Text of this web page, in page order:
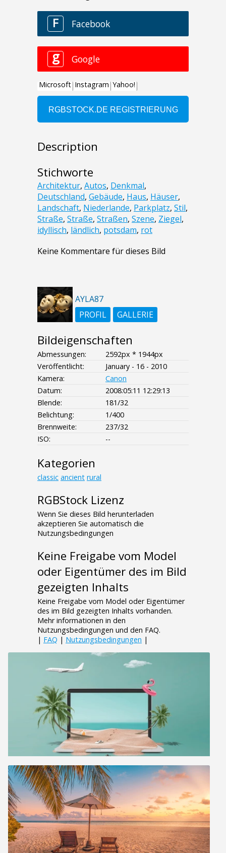
Description
Stichworte
Architektur, Autos, Denkmal,
Deutschland, Gebäude, Haus, Häuser,
Landschaft, Niederlande, Parkplatz, Stil,
Straße, Straße, Straßen, Szene, Ziegel,
idyllisch, ländlich, potsdam, rot
Keine Kommentare für dieses Bild
AYLA87
PROFIL
GALLERIE
Bildeigenschaften
Abmessungen:
2592px * 1944px
Veröffentlicht:
January - 16 - 2010
Kamera:
Canon
Datum:
2008:05:11 12:29:13
Blende:
181/32
Belichtung:
1/400
Brennweite:
237/32
ISO:
--
Kategorien
classic ancient rural
RGBStock Lizenz
Wenn Sie dieses Bild herunterladen
akzeptieren Sie automatisch die
Nutzungsbedingungen
Keine Freigabe vom Model
oder Eigentümer des im Bild
gezeigten Inhalts
Keine Freigabe vom Model oder Eigentümer
des im Bild gezeigten Inhalts vorhanden.
Mehr informationen in den
Nutzungsbedingungen und den FAQ.
| FAQ | Nutzungsbedingungen |